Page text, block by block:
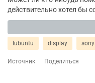
действительно хотел бы
lubuntu display sony
Источник
Поделиться